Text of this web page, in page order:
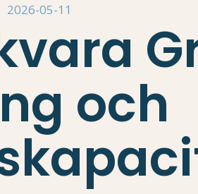
2026-05-11
och